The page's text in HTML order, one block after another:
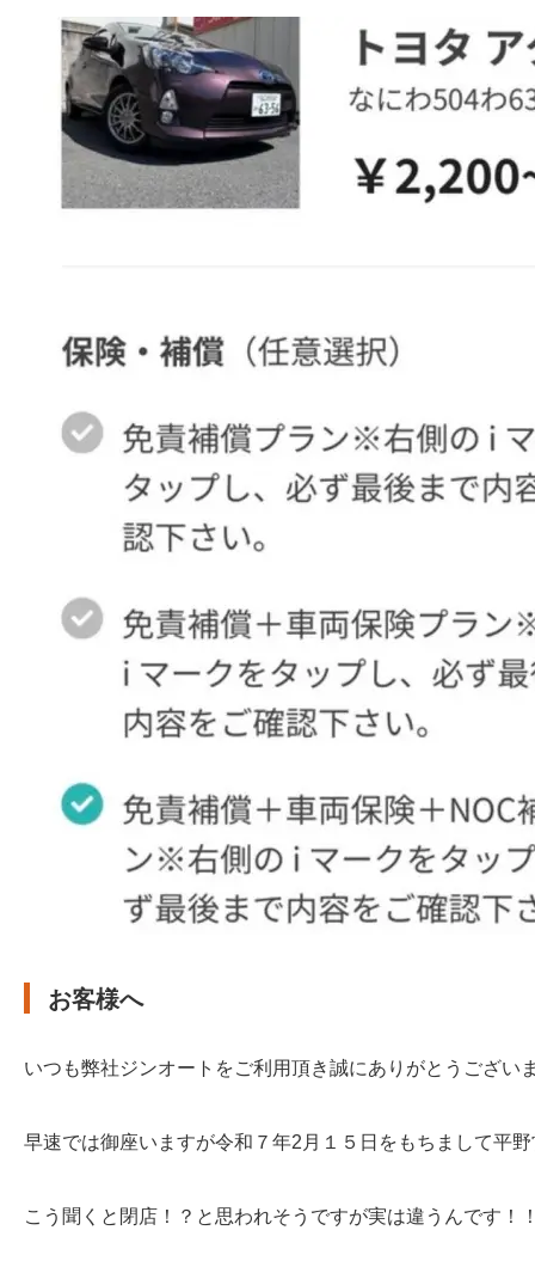
お客様へ
いつも弊社ジンオートをご利用頂き誠にありがとうござい
早速では御座いますが令和７年2月１５日をもちまして平
こう聞くと閉店！？と思われそうですが実は違うんです！